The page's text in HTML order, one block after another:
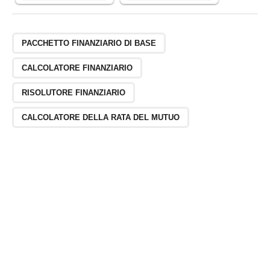
PACCHETTO FINANZIARIO DI BASE
CALCOLATORE FINANZIARIO
RISOLUTORE FINANZIARIO
CALCOLATORE DELLA RATA DEL MUTUO